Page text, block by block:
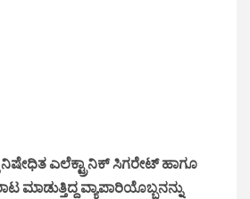
ನಿಷೇಧಿತ ಎಲೆಕ್ಟ್ರಾನಿಕ್ ಸಿಗರೇಟ್ ಹಾಗೂ
ವ್ಯಾಪಾರಿಯೊಬ್ಬನನ್ನು